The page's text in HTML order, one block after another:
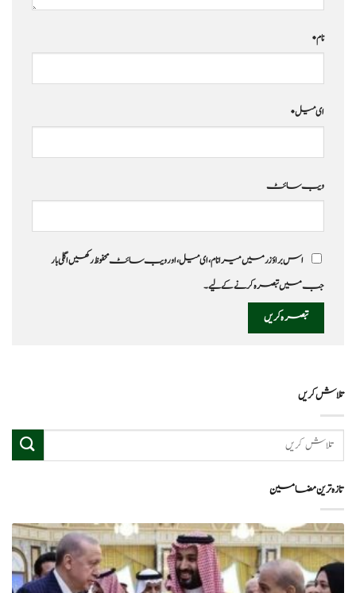
نام*
ای میل*
ویب‌ سائٹ
اس براؤزر میں میرا نام، ای میل، اور ویب سائٹ محفوظ رکھیں اگلی بار
جب میں تبصرہ کرنے کےلیے۔
تلاش کریں
تازہ ترین مضامین